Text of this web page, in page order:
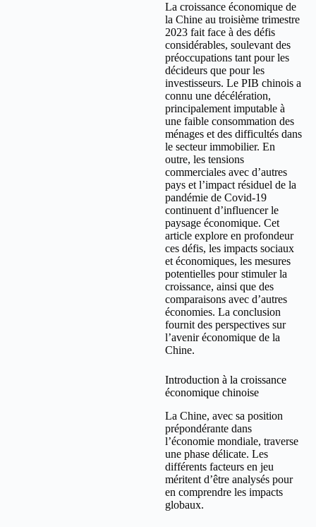
La croissance économique de
la Chine au troisième trimestre
2023 fait face à des défis
considérables, soulevant des
préoccupations tant pour les
décideurs que pour les
investisseurs. Le PIB chinois a
connu une décélération,
principalement imputable à
une faible consommation des
ménages et des difficultés dans
le secteur immobilier. En
outre, les tensions
commerciales avec d’autres
pays et l’impact résiduel de la
pandémie de Covid-19
continuent d’influencer le
paysage économique. Cet
article explore en profondeur
ces défis, les impacts sociaux
et économiques, les mesures
potentielles pour stimuler la
croissance, ainsi que des
comparaisons avec d’autres
économies. La conclusion
fournit des perspectives sur
l’avenir économique de la
Chine.
Introduction à la croissance
économique chinoise
La Chine, avec sa position
prépondérante dans
l’économie mondiale, traverse
une phase délicate. Les
différents facteurs en jeu
méritent d’être analysés pour
en comprendre les impacts
globaux.